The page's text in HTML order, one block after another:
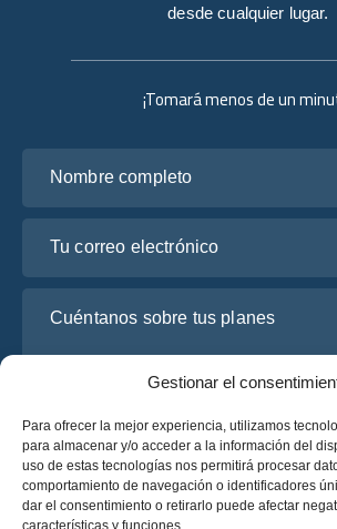
Gestionar el
Para ofrecer la mejor experiencia, utilizamos
para almacenar y/o acceder a la información del
uso de estas tecnologías nos permitirá procesar
comportamiento de navegación o identificadores
dar el consentimiento o retirarlo puede afectar
características y funciones.
¡Tomará menos de un
desde cualquier lugar.